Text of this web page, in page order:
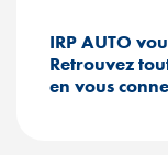
IRP AUTO
Retrouvez
en vous